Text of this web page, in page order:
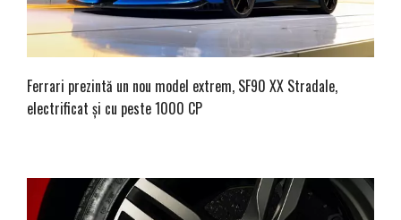
Ferrari prezintă un nou model extrem, SF90 XX Stradale,
electrificat și cu peste 1000 CP